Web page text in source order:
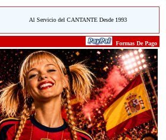
Al Servicio del CANTANTE Desde 1993
Formas De Pago